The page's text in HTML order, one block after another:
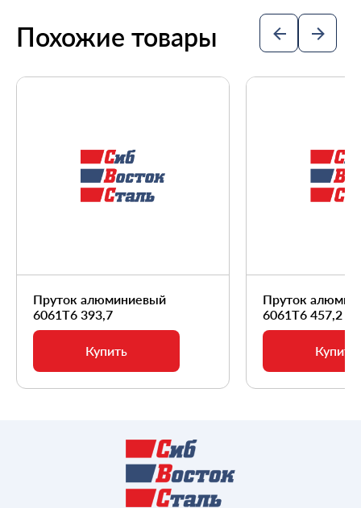
Похожие товары
Пруток алюминиевый
6061Т6 393,7
Купить
Пруток
6061Т6 457,2
Купить